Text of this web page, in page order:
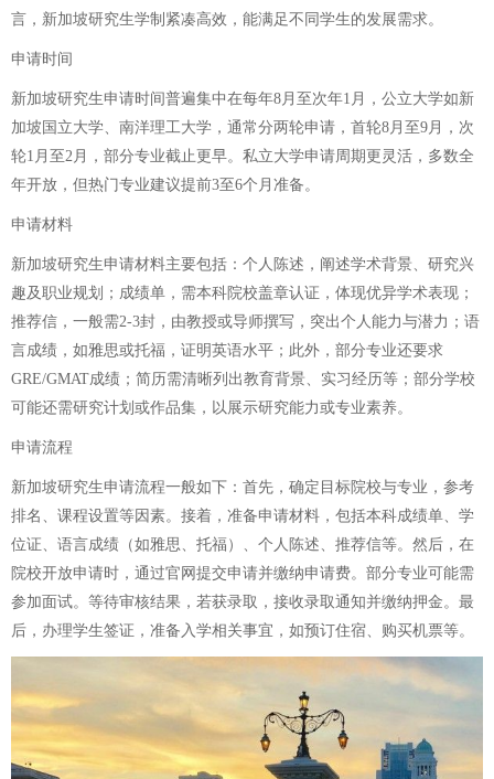
言，新加坡研究生学制紧凑高效，能满足不同学生的发展需求。
申请时间
新加坡研究生申请时间普遍集中在每年8月至次年1月，公立大学如新
加坡国立大学、南洋理工大学，通常分两轮申请，首轮8月至9月，次
轮1月至2月，部分专业截止更早。私立大学申请周期更灵活，多数全
年开放，但热门专业建议提前3至6个月准备。
申请材料
新加坡研究生申请材料主要包括：个人陈述，阐述学术背景、研究兴
趣及职业规划；成绩单，需本科院校盖章认证，体现优异学术表现；
推荐信，一般需2-3封，由教授或导师撰写，突出个人能力与潜力；语
言成绩，如雅思或托福，证明英语水平；此外，部分专业还要求
GRE/GMAT成绩；简历需清晰列出教育背景、实习经历等；部分学校
可能还需研究计划或作品集，以展示研究能力或专业素养。
申请流程
新加坡研究生申请流程一般如下：首先，确定目标院校与专业，参考
排名、课程设置等因素。接着，准备申请材料，包括本科成绩单、学
位证、语言成绩（如雅思、托福）、个人陈述、推荐信等。然后，在
院校开放申请时，通过官网提交申请并缴纳申请费。部分专业可能需
参加面试。等待审核结果，若获录取，接收录取通知并缴纳押金。最
后，办理学生签证，准备入学相关事宜，如预订住宿、购买机票等。